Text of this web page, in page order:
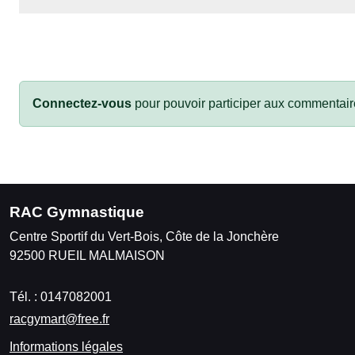
Connectez-vous pour pouvoir participer aux
RAC Gymnastique
Centre Sportif du Vert-Bois, Côte de la Jonchère
92500 RUEIL MALMAISON
Tél. : 0147082001
racgymart@free.fr
Informations légales